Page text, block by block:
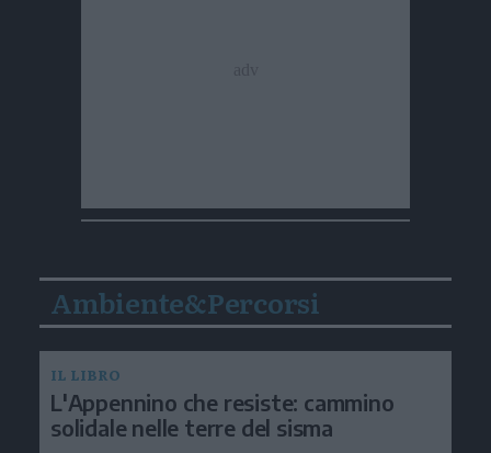
Ambiente&Percorsi
IL LIBRO
L'Appennino che resiste: cammino
solidale nelle terre del sisma